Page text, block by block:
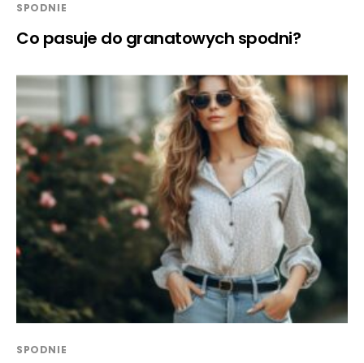
SPODNIE
Co pasuje do granatowych spodni?
SPODNIE